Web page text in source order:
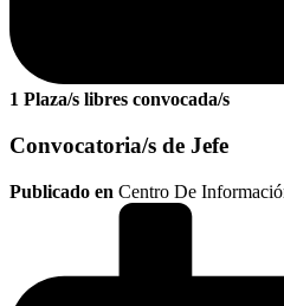
1 Plaza/s libres convocada/s
Convocatoria/s de Jefe
Publicado en Centro De